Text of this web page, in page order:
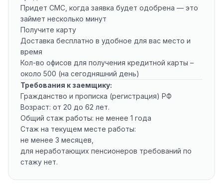
Придет СМС, когда заявка будет одобрена — это
займет несколько минут
Получите карту
Доставка бесплатно в удобное для вас место и
время
Кол-во офисов для получения кредитной карты –
около 500 (на сегодняшний день)
Требования к заемщику:
Гражданство и прописка (регистрация) РФ
Возраст: от 20 до 62 лет.
Общий стаж работы: не менее 1 года
Стаж на текущем месте работы:
не менее 3 месяцев,
для неработающих пенсионеров требований по
стажу нет.